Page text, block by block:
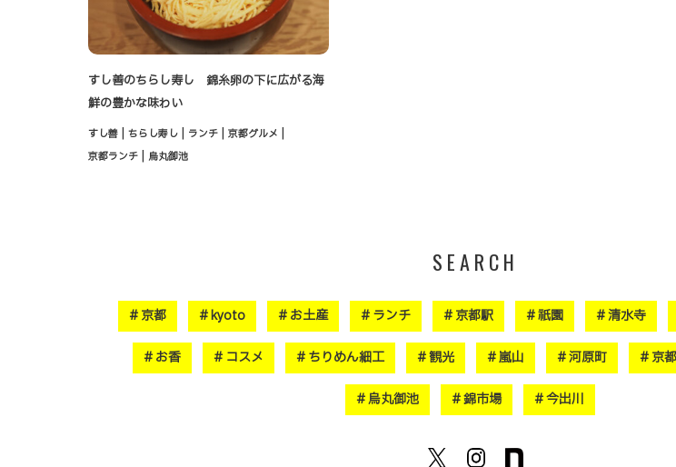
すし善のちらし寿し 錦糸卵の下に広がる海
鮮の豊かな味わい
すし善 | ちらし寿し | ランチ | 京都グルメ |
京都ランチ | 烏丸御池
SEARCH
京都 kyoto お土産 ランチ 京都駅 祇園 清水寺
お香 コスメ ちりめん細工 観光 嵐山 河原町 京
烏丸御池 錦市場 今出川